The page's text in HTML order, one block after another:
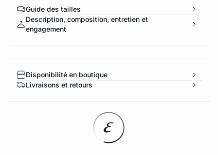
Guide des tailles
Description, composition, entretien et
engagement
Disponibilité en boutique
Livraisons et retours